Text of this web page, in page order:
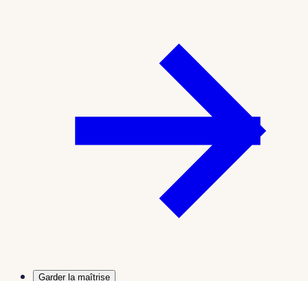
Garder la maîtrise